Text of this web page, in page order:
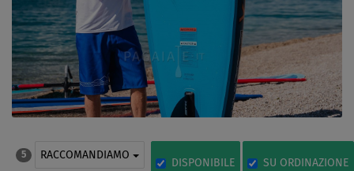
5 RACCOMANDIAMO
DISPONIBILE SU ORDINAZIONE